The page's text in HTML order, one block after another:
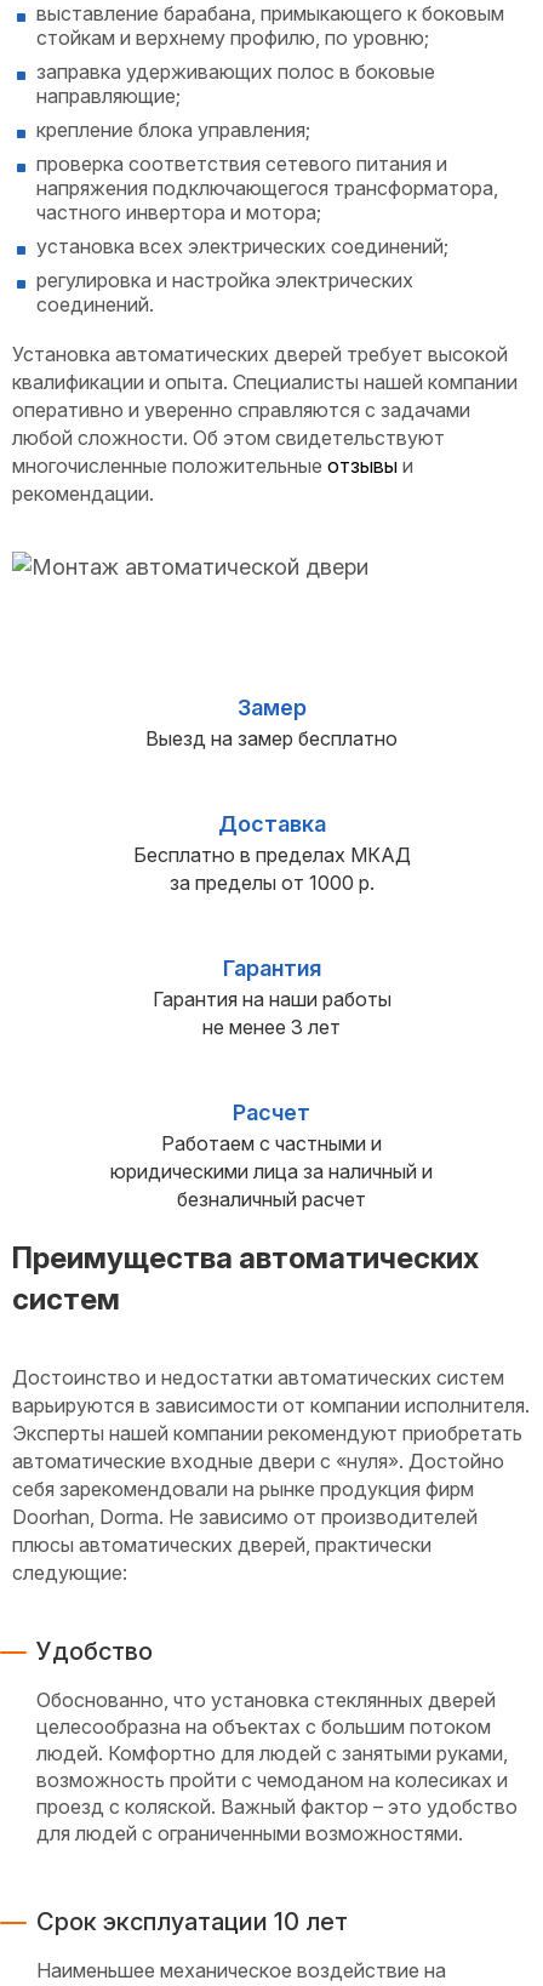
выставление барабана, примыкающего к боковым
стойкам и верхнему профилю, по уровню;
заправка удерживающих полос в боковые
направляющие;
крепление блока управления;
проверка соответствия сетевого питания и
напряжения подключающегося трансформатора,
частного инвертора и мотора;
установка всех электрических соединений;
регулировка и настройка электрических
соединений.
Установка автоматических дверей требует высокой
квалификации и опыта. Специалисты нашей компании
оперативно и уверенно справляются с задачами
любой сложности. Об этом свидетельствуют
многочисленные положительные отзывы и
рекомендации.
Замер
Выезд на замер бесплатно
Доставка
Бесплатно в пределах МКАД
за пределы от 1000 р.
Гарантия
Гарантия на наши работы
не менее 3 лет
Расчет
Работаем с частными и
юридическими лица за наличный и
безналичный расчет
Преимущества автоматических
систем
Достоинство и недостатки автоматических систем
варьируются в зависимости от компании исполнителя.
Эксперты нашей компании рекомендуют приобретать
автоматические входные двери с «нуля». Достойно
себя зарекомендовали на рынке продукция фирм
Doorhan, Dorma. Не зависимо от производителей
плюсы автоматических дверей, практически
следующие:
Удобство
Обоснованно, что установка стеклянных дверей
целесообразна на объектах с большим потоком
людей. Комфортно для людей с занятыми руками,
возможность пройти с чемоданом на колесиках и
проезд с коляской. Важный фактор – это удобство
для людей с ограниченными возможностями.
Cрок эксплуатации 10 лет
Наименьшее механическое воздействие на